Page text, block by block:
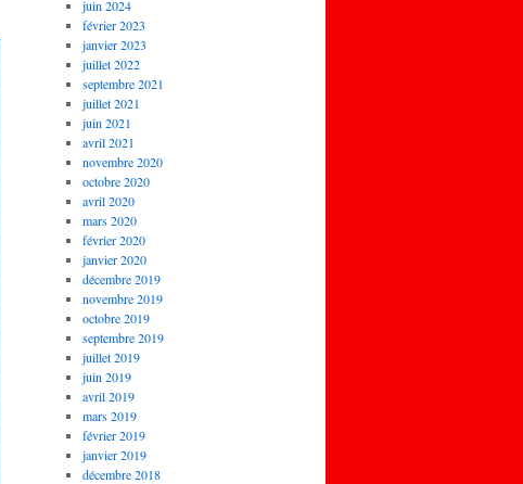
juin 2024
février 2023
janvier 2023
juillet 2022
septembre 2021
juillet 2021
juin 2021
avril 2021
novembre 2020
octobre 2020
avril 2020
mars 2020
février 2020
janvier 2020
décembre 2019
novembre 2019
octobre 2019
septembre 2019
juillet 2019
juin 2019
avril 2019
mars 2019
février 2019
janvier 2019
décembre 2018